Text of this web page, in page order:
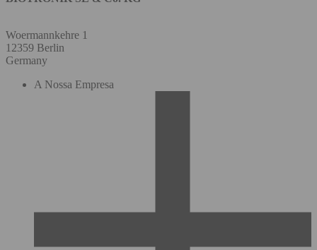
Woermannkehre 1
12359 Berlin
Germany
A Nossa Empresa